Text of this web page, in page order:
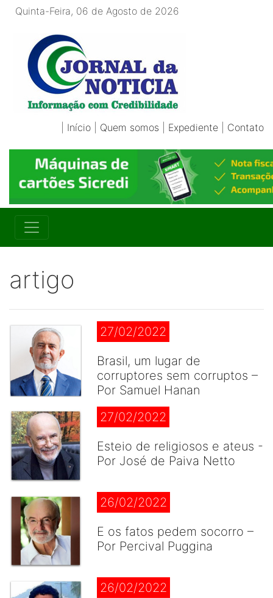
Quinta-Feira, 06 de Agosto de 2026
Início Quem somos Expediente Contato
artigo
27/02/2022
Brasil, um lugar de
corruptores sem corruptos –
Por Samuel Hanan
27/02/2022
Esteio de religiosos e ateus -
Por José de Paiva Netto
26/02/2022
E os fatos pedem socorro –
Por Percival Puggina
26/02/2022